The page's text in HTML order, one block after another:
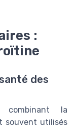
:
des
combinant la
souvent utilisés